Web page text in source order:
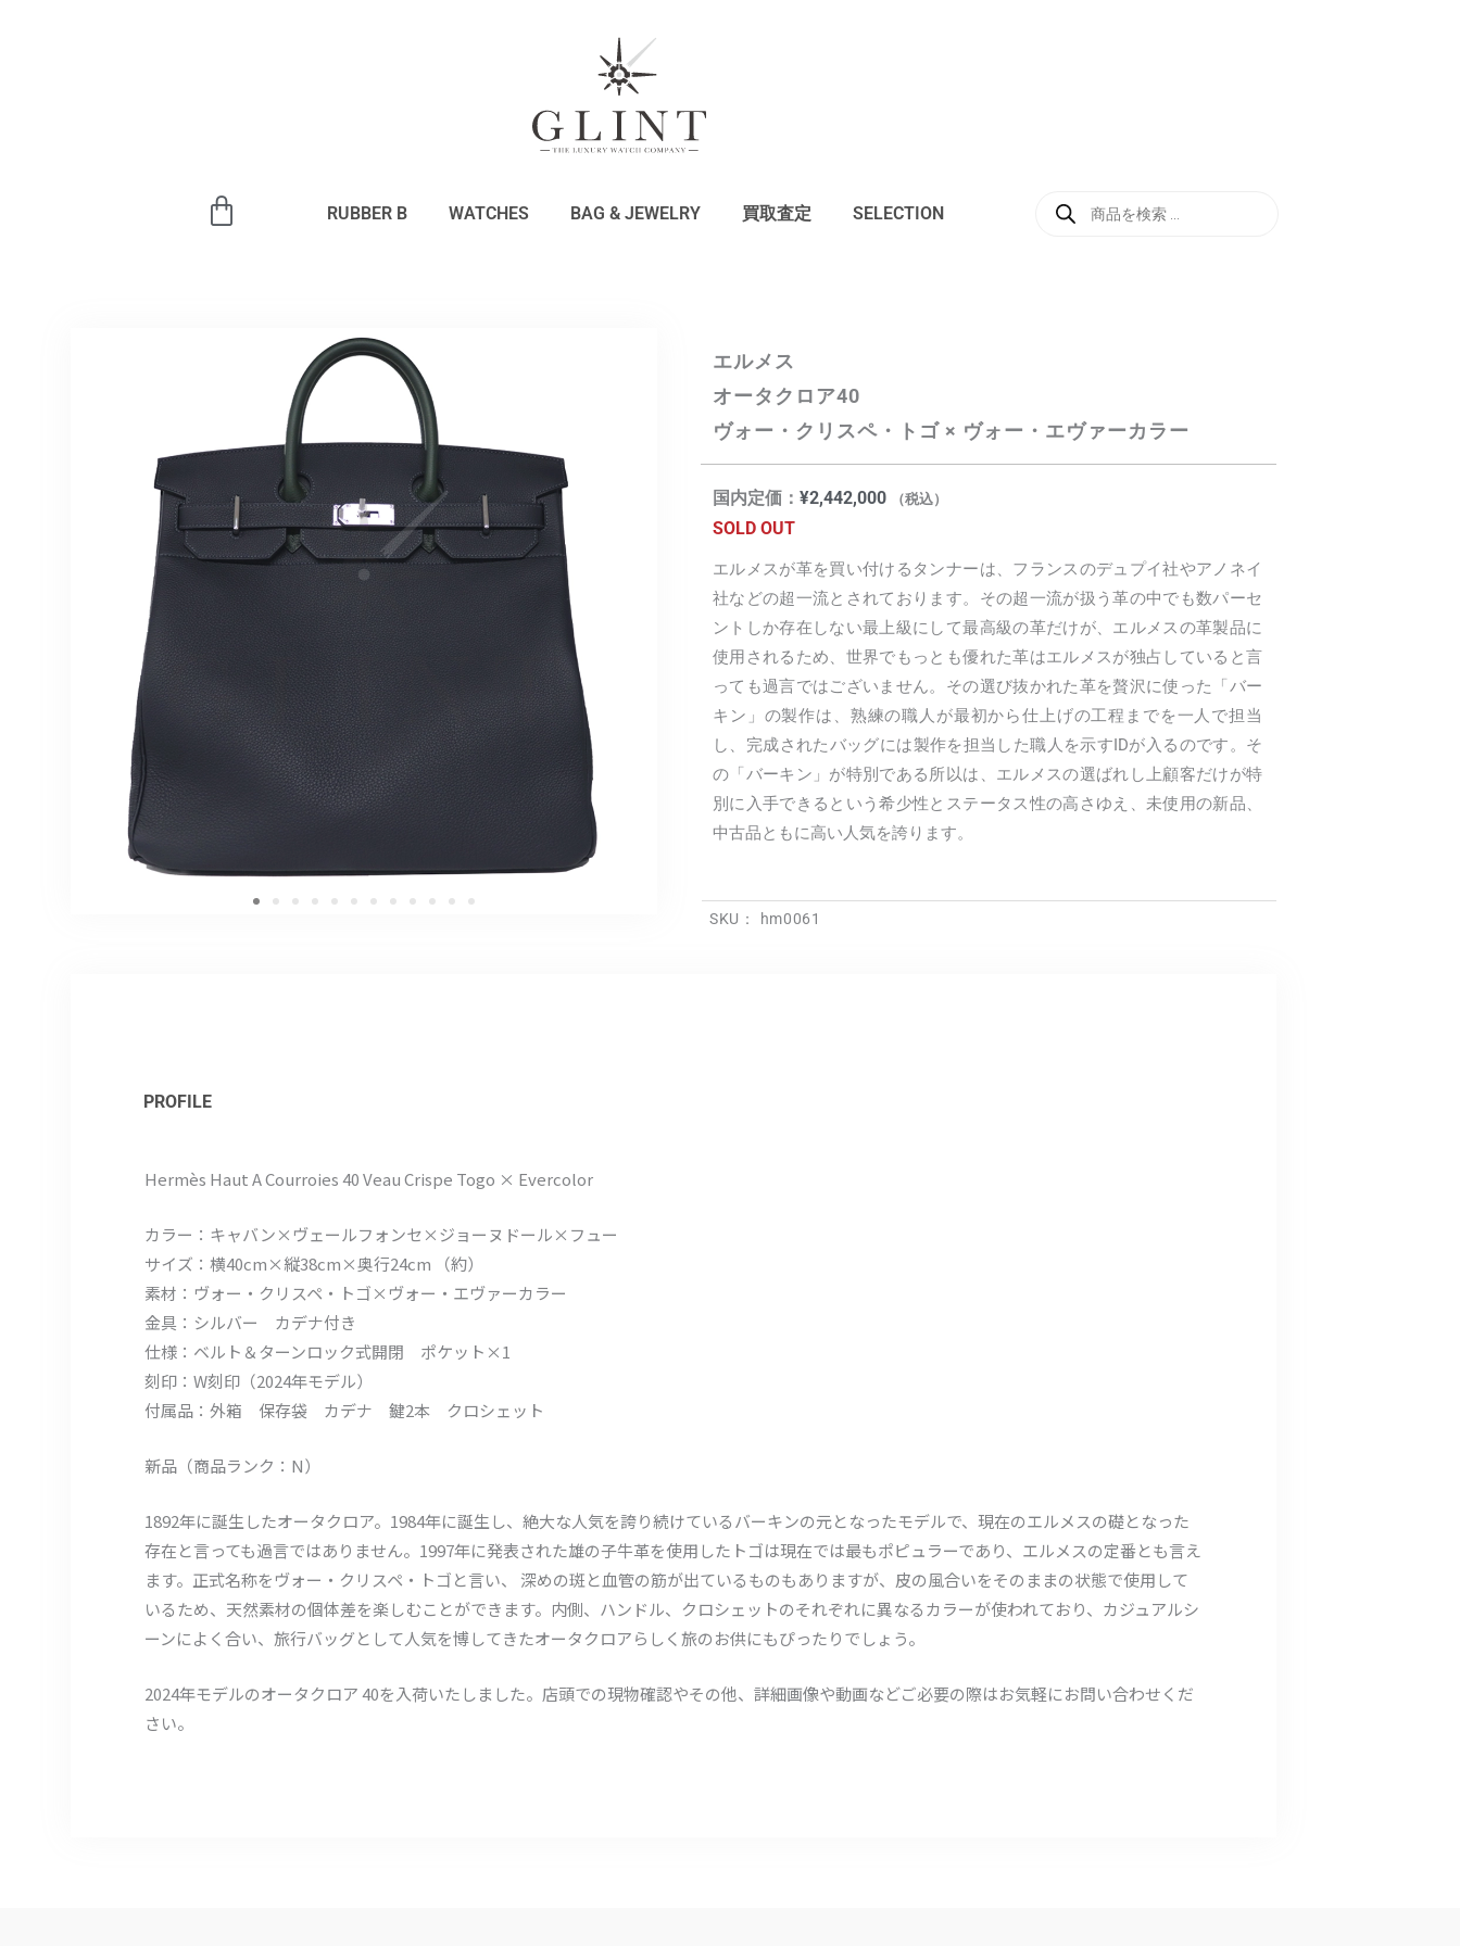
RUBBER B WATCHES BAG & JEWELRY 買取査定 SELECTION
エルメス
オータクロア40
ヴォー・クリスペ・トゴ × ヴォー・エヴァーカラー
国内定価： ¥2,442,000 （税込）
SOLD OUT
エルメスが革を買い付けるタンナーは、フランスのデュプイ社やアノネイ
社などの超一流とされております。その超一流が扱う革の中でも数パーセ
ントしか存在しない最上級にして最高級の革だけが、エルメスの革製品に
使用されるため、世界でもっとも優れた革はエルメスが独占していると言
っても過言ではございません。その選び抜かれた革を贅沢に使った「バー
キン」の製作は、熟練の職人が最初から仕上げの工程までを一人で担当
し、完成されたバッグには製作を担当した職人を示すIDが入るのです。そ
の「バーキン」が特別である所以は、エルメスの選ばれし上顧客だけが特
別に入手できるという希少性とステータス性の高さゆえ、未使用の新品、
中古品ともに高い人気を誇ります。
SKU： hm0061
PROFILE
Hermès Haut A Courroies 40 Veau Crispe Togo × Evercolor
カラー：キャバン×ヴェールフォンセ×ジョーヌドール×フュー
サイズ：横40cm×縦38cm×奥行24cm （約）
素材：ヴォー・クリスペ・トゴ×ヴォー・エヴァーカラー
金具：シルバー カデナ付き
仕様：ベルト＆ターンロック式開閉 ポケット×1
刻印：W刻印（2024年モデル）
付属品：外箱 保存袋 カデナ 鍵2本 クロシェット
新品（商品ランク：N）
1892年に誕生したオータクロア。1984年に誕生し、絶大な人気を誇り続けているバーキンの元となったモデルで、現在のエルメスの礎となった
存在と言っても過言ではありません。1997年に発表された雄の子牛革を使用したトゴは現在では最もポピュラーであり、エルメスの定番とも言え
ます。正式名称をヴォー・クリスペ・トゴと言い、 深めの斑と血管の筋が出ているものもありますが、皮の風合いをそのままの状態で使用して
いるため、天然素材の個体差を楽しむことができます。内側、ハンドル、クロシェットのそれぞれに異なるカラーが使われており、カジュアルシ
ーンによく合い、旅行バッグとして人気を博してきたオータクロアらしく旅のお供にもぴったりでしょう。
2024年モデルのオータクロア 40を入荷いたしました。店頭での現物確認やその他、詳細画像や動画などご必要の際はお気軽にお問い合わせくだ
さい。